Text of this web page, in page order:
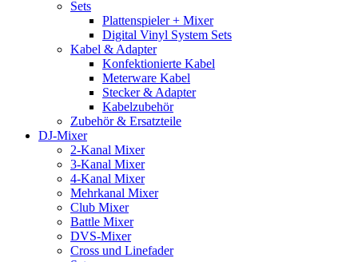
Sets
Plattenspieler + Mixer
Digital Vinyl System Sets
Kabel & Adapter
Konfektionierte Kabel
Meterware Kabel
Stecker & Adapter
Kabelzubehör
Zubehör & Ersatzteile
DJ-Mixer
2-Kanal Mixer
3-Kanal Mixer
4-Kanal Mixer
Mehrkanal Mixer
Club Mixer
Battle Mixer
DVS-Mixer
Cross und Linefader